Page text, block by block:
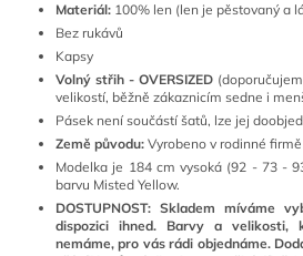
Materiál: 100% len (len je pěstovaný a
Bez rukávů
Kapsy
Volný střih - OVERSIZED
velikostí, běžně zákaznicím sedne i
Pásek není součástí šatů, lze jej
Země původu: Vyrobeno v rodinné
Modelka je 184 cm vysoká (92 - 73 -
barvu Misted Yellow.
DOSTUPNOST: Skladem míváme
dispozici ihned. Barvy a velikosti,
nemáme, pro vás rádi objednáme.